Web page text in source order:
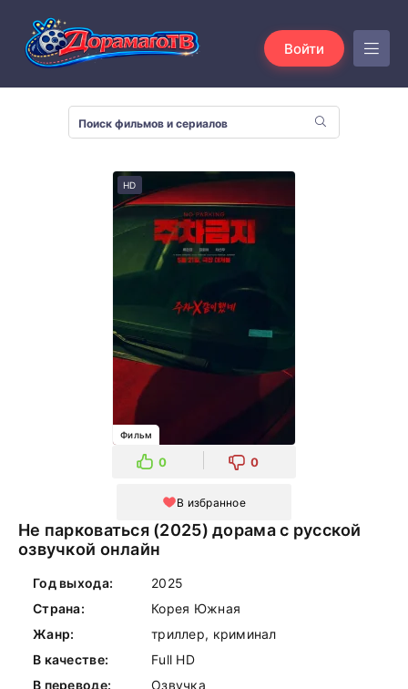
Войти
HD
Фильм
0 0
В избранное
Не парковаться (2025) дорама с русской
озвучкой онлайн
Год выхода:
2025
Страна:
Корея Южная
Жанр:
триллер, криминал
В качестве:
Full HD
В переводе:
Озвучка